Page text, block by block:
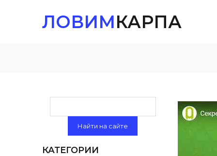
ЛОВИМКАРПА
КАТЕГОРИИ